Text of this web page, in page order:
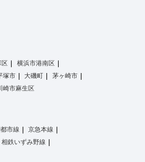
横浜市港南区
塚市 大磯町
茅ヶ崎市
崎市麻生区
市線
京急本線
相鉄いずみ野線